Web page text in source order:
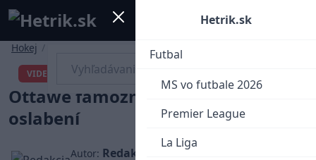
Mobile menu
Hetrik.sk
Futbal
MS vo futbale 2026
Premier League
La Liga
Hokej /
VIDEO
Connor McDavid ohúril proti
Ottawe famóznou asistenciou v
oslabení
Autor: Redakcia